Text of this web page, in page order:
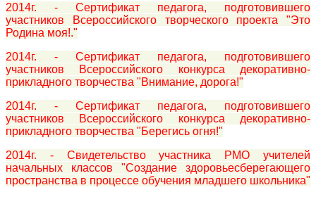
2014г. - Сертификат педагога, подготовившего
участников Всероссийского творческого проекта "Это
Родина моя!."
2014г. - Сертификат педагога, подготовившего
участников Всероссийского конкурса декоративно-
прикладного творчества "Внимание, дорога!"
2014г. - Сертификат педагога, подготовившего
участников Всероссийского конкурса декоративно-
прикладного творчества "Берегись огня!"
2014г. - Свидетельство участника РМО учителей
начальных классов "Создание здоровьесберегающего
пространства в процессе обучения младшего школьника"